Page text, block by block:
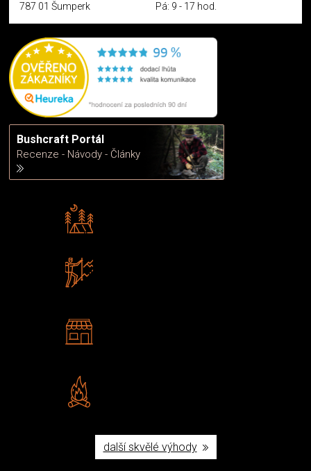
787 01 Šumperk
Pá: 9 - 17 hod.
Bushcraft Portál
Recenze - Návody - Články
další skvělé výhody